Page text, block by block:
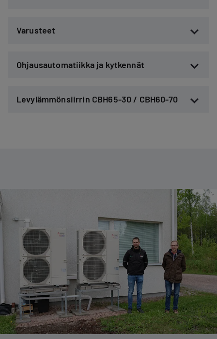
Varusteet
Ohjausautomatiikka ja kytkennät
Levylämmönsiirrin CBH65-30 / CBH60-70